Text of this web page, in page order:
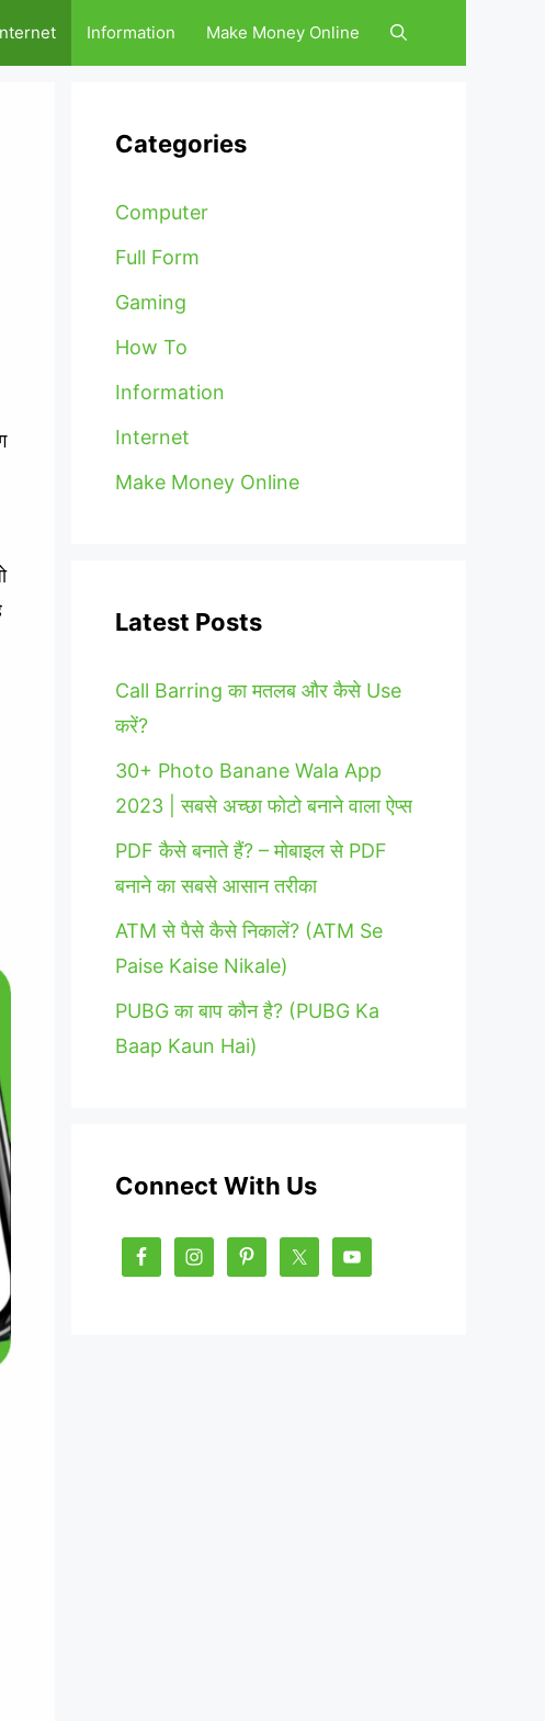
Information Make Money Online
Categories
Computer
Full Form
Gaming
How To
Information
Internet
Make Money Online
Latest Posts
Call Barring का मतलब और कैसे Use
करें?
30+ Photo Banane Wala App
2023 | सबसे अच्छा फोटो बनाने वाला ऐप्स
PDF कैसे बनाते हैं? – मोबाइल से PDF
बनाने का सबसे आसान तरीका
ATM से पैसे कैसे निकालें? (ATM Se
Paise Kaise Nikale)
PUBG का बाप कौन है? (PUBG Ka
Baap Kaun Hai)
Connect With Us